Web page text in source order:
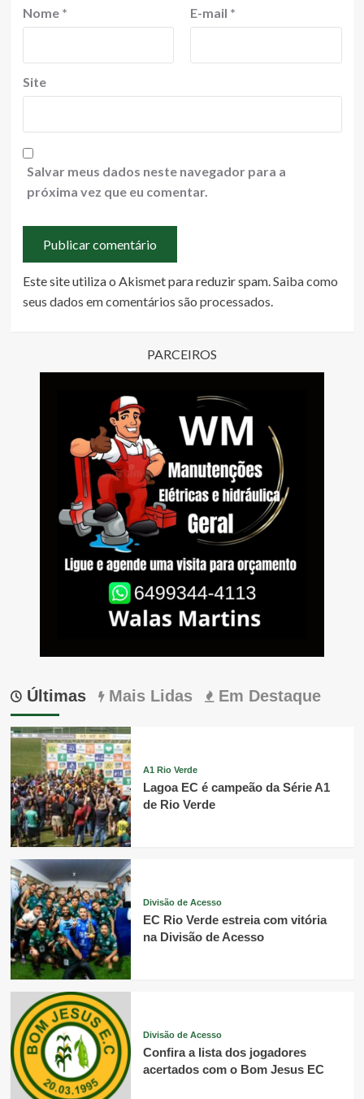
Nome * E-mail *
Site
Salvar meus dados neste navegador para a
próxima vez que eu comentar.
Este site utiliza o Akismet para reduzir spam.Saiba como
seus dados em comentários são processados.
PARCEIROS
Últimas Mais Lidas Em Destaque
A1 Rio Verde
Lagoa EC é campeão da Série A1
de Rio Verde
Divisão de Acesso
EC Rio Verde estreia com vitória
na Divisão de Acesso
Divisão de Acesso
Confira a lista dos jogadores
acertados com o Bom Jesus EC